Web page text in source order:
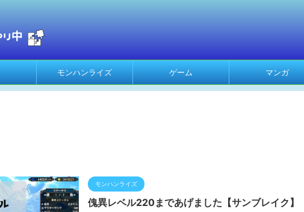
モンハンライズ ゲーム マンガ
モンハンライズ
傀異レベル220まであげました【サンブレイク】